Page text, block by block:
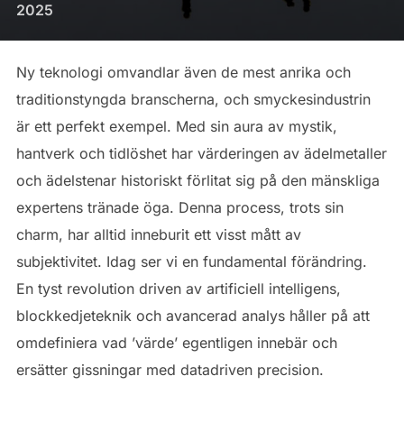
2025
Ny teknologi omvandlar även de mest anrika och
traditionstyngda branscherna, och smyckesindustrin
är ett perfekt exempel. Med sin aura av mystik,
hantverk och tidlöshet har värderingen av ädelmetaller
och ädelstenar historiskt förlitat sig på den mänskliga
expertens tränade öga. Denna process, trots sin
charm, har alltid inneburit ett visst mått av
subjektivitet. Idag ser vi en fundamental förändring.
En tyst revolution driven av artificiell intelligens,
blockkedjeteknik och avancerad analys håller på att
omdefiniera vad ’värde’ egentligen innebär och
ersätter gissningar med datadriven precision.